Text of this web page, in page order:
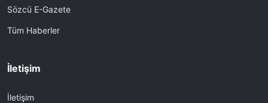
Sözcü E-Gazete
Tüm Haberler
İletişim
İletişim